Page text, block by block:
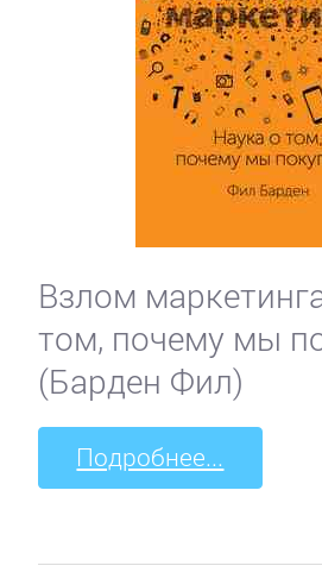
Взлом
том, почему мы
(Барден Фил)
Подробнее...